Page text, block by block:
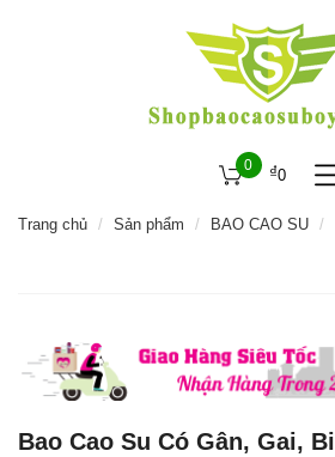
0
0
₫
Trang chủ Sản phẩm BAO CAO SU
Bao Cao Su Có Gân, Gai, Bi